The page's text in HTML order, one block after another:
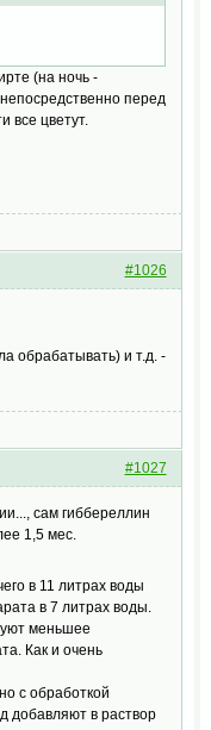
(на ночь -
перед
все цветут.
#1026
обрабатывать) и т.д. -
#1027
сам гиббереллин
1,5 мес.
в 11 литрах воды
в 7 литрах воды.
меньшее
Как и очень
с обработкой
добавляют в раствор